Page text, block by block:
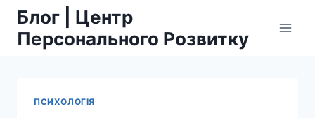
Przejdź
treści
Блог | Центр
Персонального Розвитку
ПСИХОЛОГІЯ